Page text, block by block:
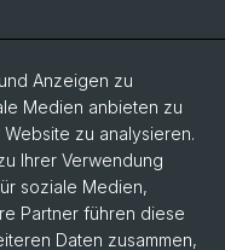
Anzeigen zu
Medien anbieten zu
zu analysieren.
Ihrer Verwendung
soziale Medien,
Partner führen diese
Daten zusammen,